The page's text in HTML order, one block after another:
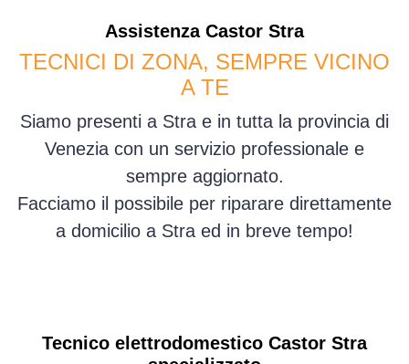
Assistenza Castor Stra
TECNICI DI ZONA, SEMPRE VICINO
A TE
Siamo presenti a Stra e in tutta la provincia di
Venezia con un servizio professionale e
sempre aggiornato.
Facciamo il possibile per riparare direttamente
a domicilio a Stra ed in breve tempo!
Tecnico elettrodomestico Castor Stra